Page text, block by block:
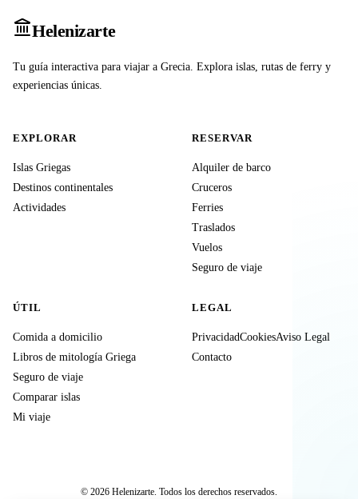
Helenizarte
Tu guía interactiva para viajar a Grecia. Explora islas, rutas de ferry y
experiencias únicas.
EXPLORAR
Islas Griegas
Destinos continentales
Actividades
RESERVAR
Alquiler de barco
Cruceros
Ferries
Traslados
Vuelos
Seguro de viaje
ÚTIL
Comida a domicilio
Libros de mitología Griega
Seguro de viaje
Comparar islas
Mi viaje
LEGAL
PrivacidadCookiesAviso Legal
Contacto
© 2026 Helenizarte. Todos los derechos reservados.